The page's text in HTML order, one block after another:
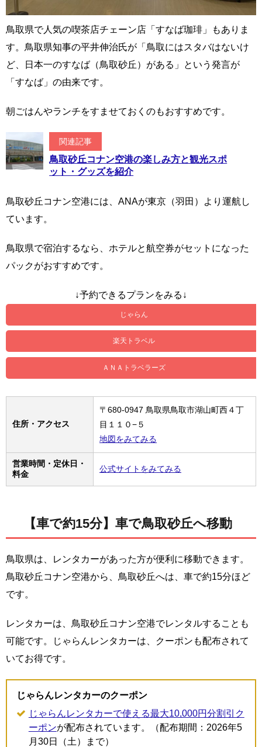
鳥取県で人気の喫茶店チェーン店「すなば珈琲」もありま
す。鳥取県知事の平井伸治氏が「鳥取にはスタバはないけ
ど、日本一のすなば（鳥取砂丘）がある」という発言が
「すなば」の由来です。
朝ごはんやランチをすませておくのもおすすめです。
関連記事
鳥取砂丘コナン空港の楽しみ方と観光スポ
ット・グッズを紹介
鳥取砂丘コナン空港には、ANAが東京（羽田）より運航し
ています。
鳥取県で宿泊するなら、ホテルと航空券がセットになった
パックがおすすめです。
↓予約できるプランをみる↓
じゃらん
楽天トラベル
ＡＮＡトラベラーズ
住所・アクセス
〒680-0947 鳥取県鳥取市湖山町西４丁
目１１０−５
地図をみてみる
営業時間・定休日・
料金
公式サイトをみてみる
【車で約15分】車で鳥取砂丘へ移動
鳥取県は、レンタカーがあった方が便利に移動できます。
鳥取砂丘コナン空港から、鳥取砂丘へは、車で約15分ほど
です。
レンタカーは、鳥取砂丘コナン空港でレンタルすることも
可能です。じゃらんレンタカーは、クーポンも配布されて
いてお得です。
じゃらんレンタカーのクーポン
じゃらんレンタカーで使える最大10,000円分割引ク
ーポンが配布されています。（配布期間：2026年5
月30日（土）まで）